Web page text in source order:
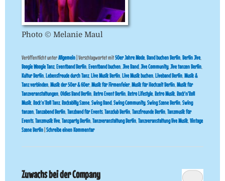
Photo © Melanie Maul
Veröffentlicht unterAllgemein|Verschlagwortet mit50er Jahre Mode, Band buchen Berlin, Berlin Jive,
Boogie Woogie Tanz, Eventband Berlin, Eventband buchen, Jive Band, Jive Community, Jive tanzen Berlin,
Kultur Berlin, Lebensfreude durch Tanz, Live Musik Berlin, Live Musik buchen, Liveband Berlin, Musik &
Tanz verbinden, Musik der 50er & 60er, Musik für Firmenfeier, Musik für Hochzeit Berlin, Musik für
Tanzveranstaltungen, Oldies Band Berlin, Retro Event Berlin, Retro Lifestyle, Retro Musik, Rock'n'Roll
Musik, Rock’n’Roll Tanz, Rockabilly Szene, Swing Band, Swing Community, Swing Szene Berlin, Swing
tanzen, Tanzabend Berlin, Tanzband für Events, Tanzclub Berlin, Tanzfreunde Berlin, Tanzmusik für
Events, Tanzmusik live, Tanzparty Berlin, Tanzveranstaltung Berlin, Tanzveranstaltung live Musik, Vintage
Szene Berlin|Schreibe einen Kommentar
Zuwachs bei der Company